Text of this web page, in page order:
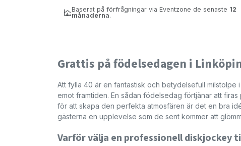
Baserat på förfrågningar via Eventzone de senaste 12
månaderna.
Grattis på födelsedagen i
Att fylla 40 är en fantastisk och betydelsefull
emot framtiden. En sådan födelsedag förtjänar att
för att skapa den perfekta atmosfären är det en bra
gästerna en upplevelse som de sent kommer att
Varför välja en professionell diskjockey